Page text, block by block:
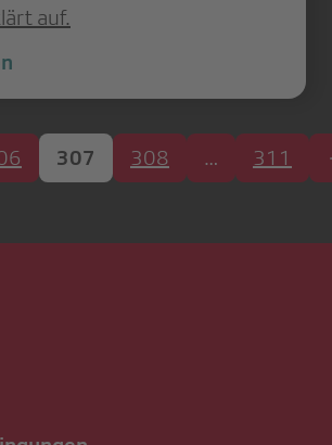
auf.
307 308 … 311